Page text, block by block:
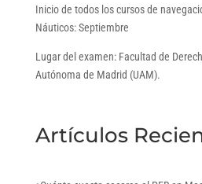
Inicio de todos los cursos de
Náuticos: Septiembre
Lugar del examen: Facultad de
Autónoma de Madrid (UAM).
Artículos